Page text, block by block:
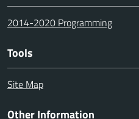
2014-2020 Programming
Tools
Site Map
Other Information